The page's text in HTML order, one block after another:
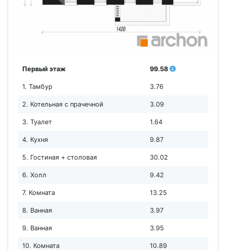
Первый этаж 99.58
1. Тамбур 3.76
2. Котельная с прачечной 3.09
3. Туалет 1.64
4. Кухня 9.87
5. Гостиная + столовая 30.02
6. Холл 9.42
7. Комната 13.25
8. Ванная 3.97
9. Ванная 3.95
10. Комната 10.89